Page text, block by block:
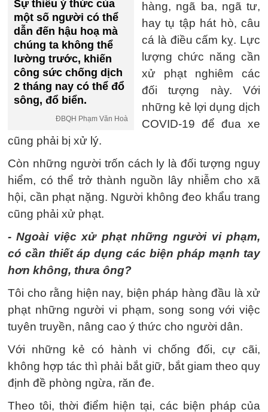
Sự thiếu ý thức của
một số người có thể
dẫn đến hậu hoạ mà
chúng ta không thể
lường trước, khiến
công sức chống dịch
2 tháng nay có thể đổ
sông, đổ biển.
ĐBQH Phạm Văn Hoà
hàng, ngã ba, ngã tư,
hay tụ tập hát hò, câu
cá là điều cấm kỵ. Lực
lượng chức năng cần
xử phạt nghiêm các
đối tượng này. Với
những kẻ lợi dụng dịch
COVID-19 để đua xe
cũng phải bị xử lý.
Còn những người trốn cách ly là đối tượng nguy
hiểm, có thể trở thành nguồn lây nhiễm cho xã
hội, cần phạt nặng. Người không đeo khẩu trang
cũng phải xử phạt.
- Ngoài việc xử phạt những người vi phạm,
có cần thiết áp dụng các biện pháp mạnh tay
hơn không, thưa ông?
Tôi cho rằng hiện nay, biện pháp hàng đầu là xử
phạt những người vi phạm, song song với việc
tuyên truyền, nâng cao ý thức cho người dân.
Với những kẻ có hành vi chống đối, cự cãi,
không hợp tác thì phải bắt giữ, bắt giam theo quy
định đề phòng ngừa, răn đe.
Theo tôi, thời điểm hiện tại, các biện pháp của